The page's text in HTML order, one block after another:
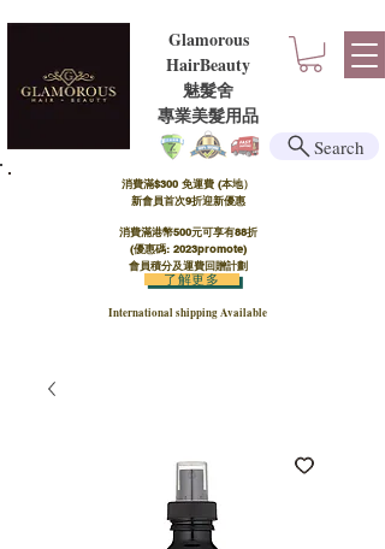
Glamorous
HairBeauty
魅髮舍
​​專業美髮用品
消費滿$300 免運費 (本地）​
新會員首次9折迎新優惠
消費滿港幣500元可享有88折
(優惠碼: 2023promote)
會員積分及運費回贈計劃
International shipping Available
了解更多
Search